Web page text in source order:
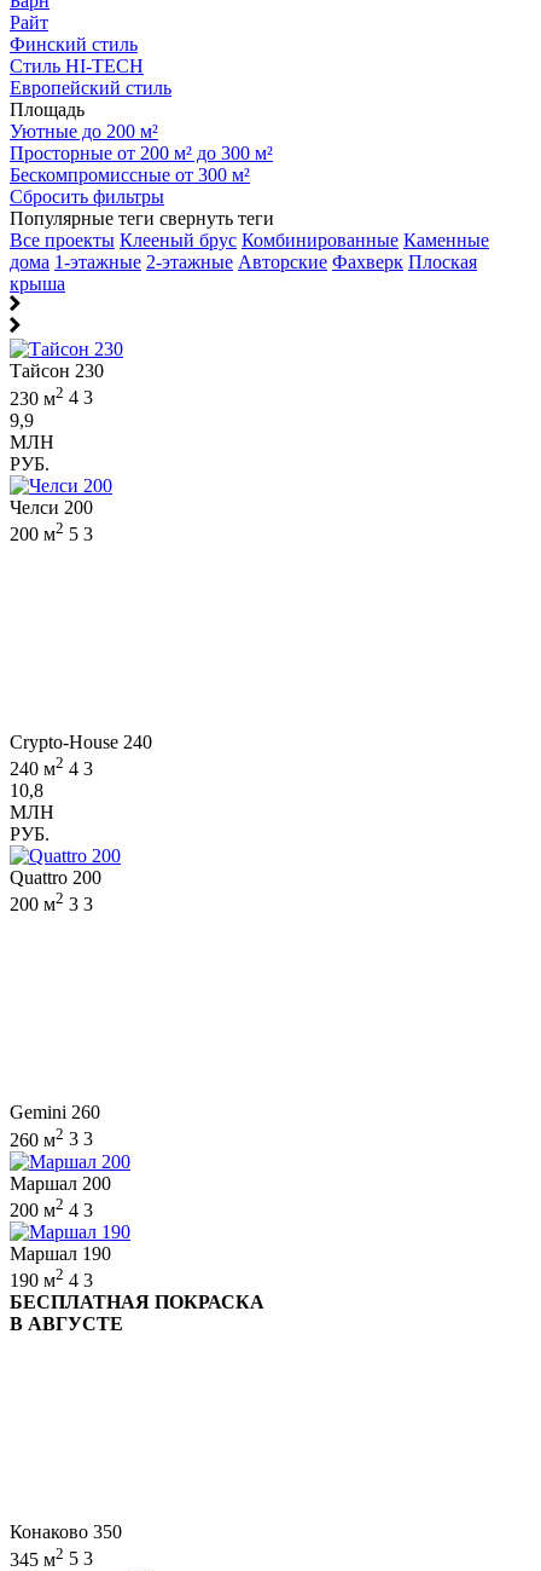
Райт
Финский стиль
Стиль HI-TECH
Европейский стиль
Площадь
Уютные до 200 м²
Просторные от 200 м² до 300 м²
Бескомпромиссные от 300 м²
Сбросить фильтры
Популярные теги свернуть теги
Все проекты Клееный брус Комбинированные Каменные
дома 1-этажные 2-этажные Авторские Фахверк Плоская
крыша
Тайсон 230
230 м2 4 3
9,9
МЛН
РУБ.
Челси 200
200 м2 5 3
Crypto-House 240
240 м2 4 3
10,8
МЛН
РУБ.
Quattro 200
200 м2 3 3
Gemini 260
260 м2 3 3
Маршал 200
200 м2 4 3
Маршал 190
190 м2 4 3
БЕСПЛАТНАЯ ПОКРАСКА
В АВГУСТЕ
Конаково 350
345 м2 5 3